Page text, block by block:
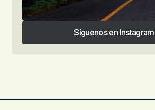
Síguenos en Instagram
Síguenos en Instagram